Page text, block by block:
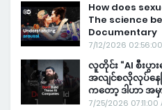
How does
The science
Documentary
7/12/2026
လူတိုင်း “AI စီးပွ
အလျင်စလိုလုပ်နေ
ကတော့ ဒါဟာ အမှ
7/25/2026 07:11:00